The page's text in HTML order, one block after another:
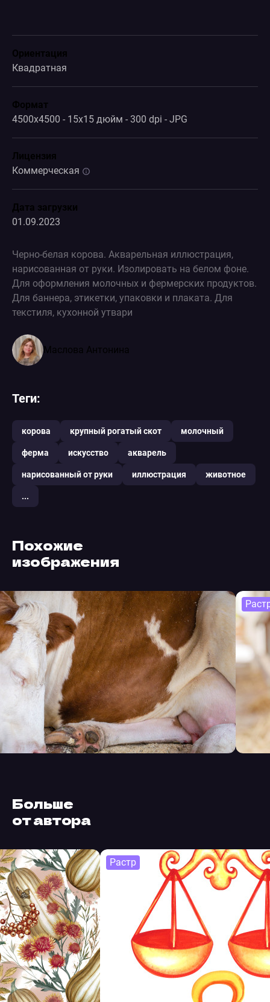
Ориентация
Квадратная
Формат
4500x4500 - 15x15 дюйм - 300 dpi - JPG
Лицензия
Коммерческая
Дата загрузки
01.09.2023
Черно-белая корова. Акварельная иллюстрация,
нарисованная от руки. Изолировать на белом фоне.
Для оформления молочных и фермерских продуктов.
Для баннера, этикетки, упаковки и плаката. Для
текстиля, кухонной утвари
Маслова Антонина
Теги:
корова крупный рогатый скот молочный
ферма искусство акварель
нарисованный от руки иллюстрация животное
...
Похожие
изображения
Больше
от автора
Растр